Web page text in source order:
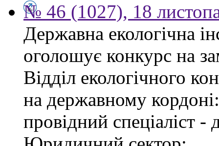
№ 46 (1027), 18
Державна екологічна
оголошує конкурс на
Відділ екологічного
на державному кордоні:
провідний спеціаліст